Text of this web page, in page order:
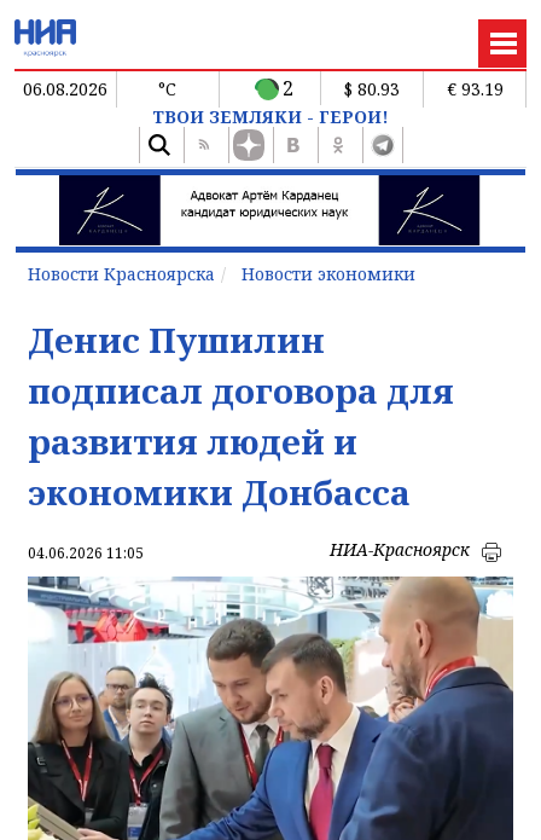
06.08.2026 °C 2 $ 80.93
€ 93.19
ТВОИ ЗЕМЛЯКИ - ГЕРОИ!
Новости Красноярска Новости экономики
Денис Пушилин
подписал договора для
развития людей и
экономики Донбасса
04.06.2026 11:05 НИА-Красноярск